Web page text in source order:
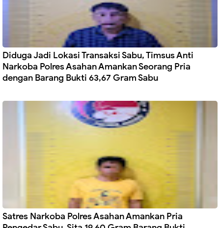
Diduga Jadi Lokasi Transaksi Sabu, Timsus Anti
Narkoba Polres Asahan Amankan Seorang Pria
dengan Barang Bukti 63,67 Gram Sabu
Satres Narkoba Polres Asahan Amankan Pria